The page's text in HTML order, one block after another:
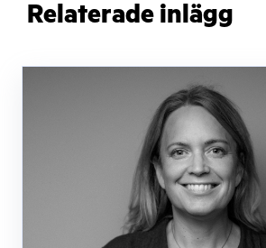
Relaterade inlägg